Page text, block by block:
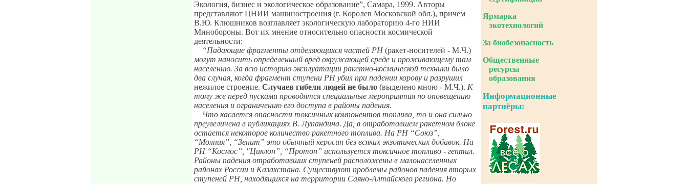
Экология, бизнес и экологическое образование”, Самара, 1999. Авторы
представляют ЦНИИ машиностроения (г. Королев Московской обл.), причем
В.Ю. Клюшников возглавляет экологическую лабораторию 4-го НИИ
Минобороны. Вот их мнение относительно опасности космической
деятельности:
“Падающие фрагменты отделяющихся частей РН (ракет-носителей - М.Ч.)
могут наносить определенный вред окружающей среде и проживающему там
населению. За всю историю эксплуатации ракетно-космической техники было
два случая, когда фрагмент ступени РН убил при падении корову и разрушил
нежилое строение. Случаев гибели людей не было (выделено мною - М.Ч.). К
тому же перед пусками проводятся специальные мероприятия по оповещению
населения и ограничению его доступа в районы падения.
Что касается опасности токсичных компонентов топлива, то и она сильно
преувеличена в публикациях В. Лупандина. Да, в отработавшем ракетном блоке
остается некоторое количество ракетного топлива. На РН “Союз”,
“Молния”, “Зенит” это обычный керосин без всяких экзотических добавок. На
РН “Космос”, "Циклон”, “Протон” используется токсичное топливо - гептил.
Районы падения отработавших ступеней расположены в малонаселенных
районах России и Казахстана. Существуют проблемы районов падения вторых
ступеней РН, находящихся на территории Саяно-Алтайского региона. Но
Ярмарка
экотехнологий
За биобезопасность
Общественные
ресурсы
образования
Информационные
партнёры: